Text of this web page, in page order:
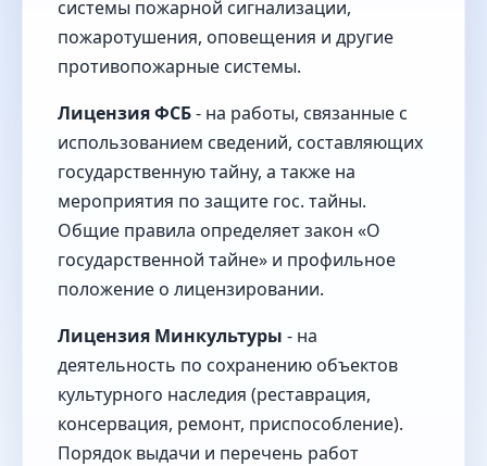
системы пожарной сигнализации,
пожаротушения, оповещения и другие
противопожарные системы.
Лицензия ФСБ- на работы, связанные с
использованием сведений, составляющих
государственную тайну, а также на
мероприятия по защите гос. тайны.
Общие правила определяет закон «О
государственной тайне» и профильное
положение о лицензировании.
Лицензия Минкультуры - на
деятельность по сохранению объектов
культурного наследия (реставрация,
консервация, ремонт, приспособление).
Порядок выдачи и перечень работ